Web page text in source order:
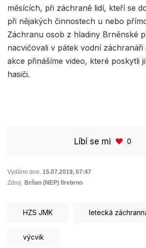
měsících, při záchraně lidí, kteří se
při nějakých činnostech u nebo
Záchranu osob z hladiny Brněnské
nacvičovali v pátek vodní záchranáři
akce přinášíme video, které poskytli
hasiči.
Líbí se mi 0
Vydáno dne: 15.07.2019, 07:47
Zdroj: Brňan (NEP) firebrno
HZS JMK letecká
výcvik